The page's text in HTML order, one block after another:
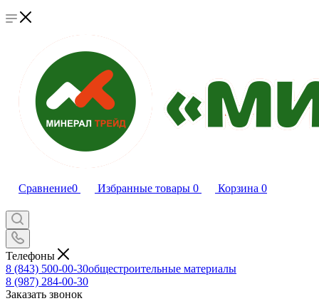
Сравнение0 Избранные товары 0 Корзина 0
Телефоны
8 (843) 500-00-30общестроительные материалы
8 (987) 284-00-30
Заказать звонок